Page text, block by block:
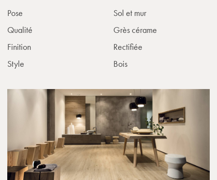
Pose
Sol et mur
Qualité
Grès cérame
Finition
Rectifiée
Style
Bois